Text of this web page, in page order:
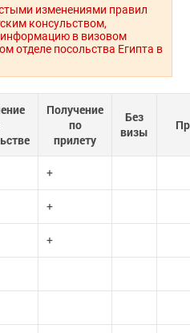
изменениями правил
консульством,
информацию в визовом
отделе посольства Египта в
Получение
по
прилету
Без
визы
+
+
+